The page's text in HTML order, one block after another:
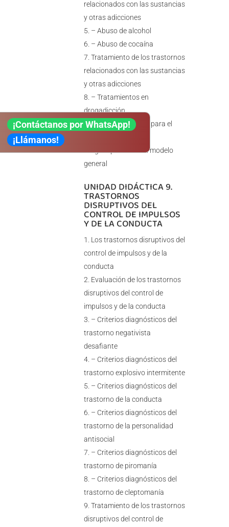
relacionados con las sustancias
y otras adicciones
– Abuso de alcohol
– Abuso de cocaína
Tratamiento de los trastornos
relacionados con las sustancias
y otras adicciones
– Tratamientos en
drogadicción
– Pasos generales para el
drogodependencias: modelo
general
UNIDAD DIDÁCTICA 9.
TRASTORNOS
DISRUPTIVOS DEL
CONTROL DE IMPULSOS
Y DE LA CONDUCTA
Los trastornos disruptivos del
control de impulsos y de la
conducta
Evaluación de los trastornos
disruptivos del control de
impulsos y de la conducta
– Criterios diagnósticos del
trastorno negativista
desafiante
– Criterios diagnósticos del
trastorno explosivo intermitente
– Criterios diagnósticos del
trastorno de la conducta
– Criterios diagnósticos del
trastorno de la personalidad
antisocial
– Criterios diagnósticos del
trastorno de piromanía
– Criterios diagnósticos del
trastorno de cleptomanía
Tratamiento de los trastornos
disruptivos del control de
¡Contáctanos por WhatsApp!
¡Llámanos!